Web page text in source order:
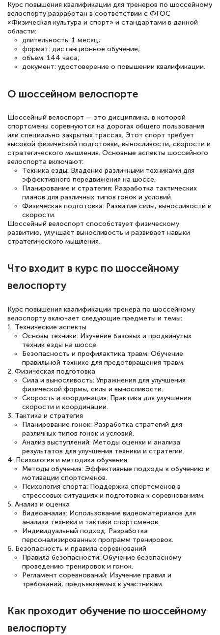
Знаток города 5 уровня
Выражаю благодарность за курс
повышения квалификации "Эксперт ЕГЭ по
полезных материалов помогли
подготовиться к тестированию. Это
книги, методические рекомендации,
статьи. Времени на подготовку
достаточно. Курс помогает пройти
аттестацию в школе. Спасибо!
Евгения Коротких
Знаток города 2 уровня
12 марта 2026
вежливое сопровождение! Всё чётко и
понятно! Проходила повышение
квалификации. Ещё раз - СПАСИБО!
Елена Петрикс
Знаток города 5 уровня
11 марта 2026
Всем добрый день! Я прошла курс
повышени каалификации по
специальности «Тренер-преподаватель
по тяжелой атлетике»! Хочется
подчеркуть, что при обращении
оперативно связались со мной
специалисты, ответили на все
интересующие вопросы и в течении
двух…
Светлана К
Знаток города 7 уровня
10 марта 2026
быстро ответили, разъяснили все детали.
Обучение понравилось: огромное
Курс повышения квалификации для тренеров по шоссейному
велоспорту разработан в соответствии с ФГОС
«Физическая культура и спорт» и стандартами в данной
области:
длительность: 1 месяц;
формат: дистанционное обучение;
объем: 144 часа;
документ: удостоверение о повышении квалификации.
О шоссейном велоспорте
Шоссейный велоспорт — это дисциплина, в которой
спортсмены соревнуются на дорогах общего пользования
или специально закрытых трассах. Этот спорт требует
высокой физической подготовки, выносливости, скорости и
стратегического мышления. Основные аспекты шоссейного
велоспорта включают:
Техника езды: Владение различными техниками для
эффективного передвижения на шоссе.
Планирование и стратегия: Разработка тактических
планов для различных типов гонок и условий.
Физическая подготовка: Развитие силы, выносливости и
скорости.
Шоссейный велоспорт способствует физическому
развитию, улучшает выносливость и развивает навыки
стратегического мышления.
Что входит в курс по шоссейному
велоспорту
Курс повышения квалификации тренера по шоссейному
велоспорту включает следующие предметы и темы:
1. Технические аспекты
Основы техники: Изучение базовых и продвинутых
техник езды на шоссе.
Безопасность и профилактика травм: Обучение
правильной технике для предотвращения травм.
2. Физическая подготовка
Сила и выносливость: Упражнения для улучшения
физической формы, силы и выносливости.
Скорость и координация: Практика для улучшения
скорости и координации.
3. Тактика и стратегия
Планирование гонок: Разработка стратегий для
различных типов гонок и условий.
Анализ выступлений: Методы оценки и анализа
результатов для улучшения техники и стратегии.
4. Психология и методика обучения
Методы обучения: Эффективные подходы к обучению и
мотивации спортсменов.
Психология спорта: Поддержка спортсменов в
стрессовых ситуациях и подготовка к соревнованиям.
5. Анализ и оценка
Видеоанализ: Использование видеоматериалов для
анализа техники и тактики спортсменов.
Индивидуальный подход: Разработка
персонализированных программ тренировок.
6. Безопасность и правила соревнований
Правила безопасности: Обучение безопасному
проведению тренировок и гонок.
Регламент соревнований: Изучение правил и
требований, предъявляемых к участникам.
Как проходит обучение по шоссейному
велоспорту